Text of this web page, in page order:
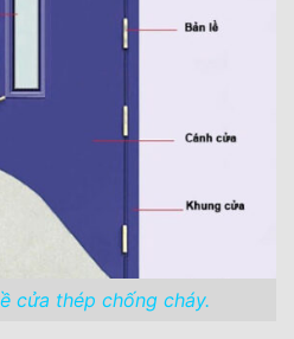
cửa thép chống cháy.